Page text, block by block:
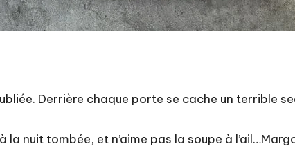
Derrière chaque porte se cache un terrible
nuit tombée, et n’aime pas la soupe à